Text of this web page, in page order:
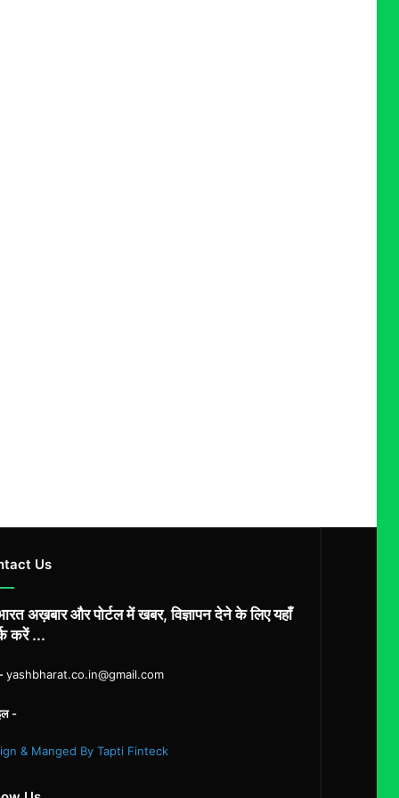
Us
अख़बार और पोर्टल में खबर, विज्ञापन देने के लिए यहाँ
करें ...
yashbharat.co.in@gmail.com
-
& Manged By Tapti Finteck